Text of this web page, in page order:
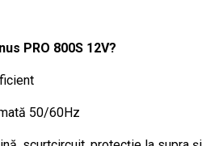
PRO 800S 12V?
50/60Hz